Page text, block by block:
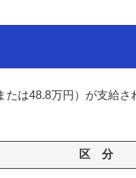
たは48.8万円）が支給
区 分